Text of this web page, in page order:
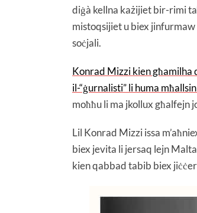
diġà kellna każijiet bir-rimi
mistoqsijiet u biex
soċjali.
Konrad Mizzi kien
il-“ġurnalisti” li huma
moħħu li ma jkollux għalfejn
Lil Konrad Mizzi issa
biex jevita li jersaq lejn
kien qabbad tabib biex